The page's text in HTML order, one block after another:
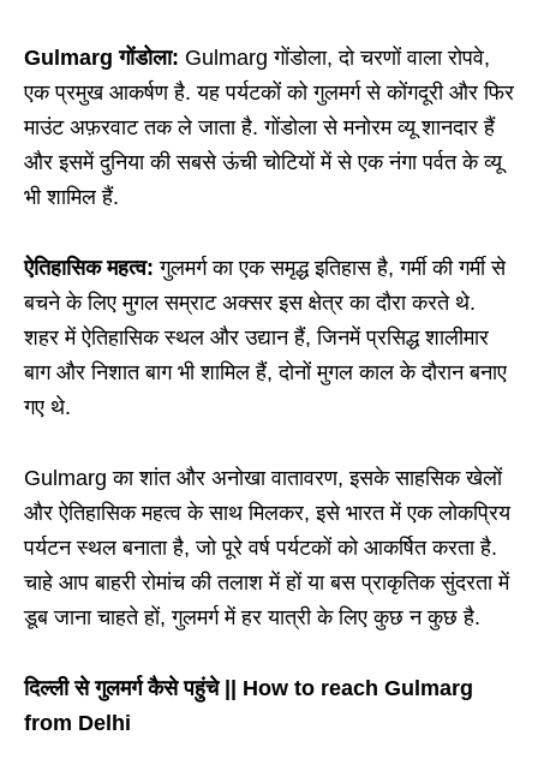
Gulmarg गोंडोला: Gulmarg गोंडोला, दो चरणों वाला रोपवे,
एक प्रमुख आकर्षण है. यह पर्यटकों को गुलमर्ग से कोंगदूरी और फिर
माउंट अफ़रवाट तक ले जाता है. गोंडोला से मनोरम व्यू शानदार हैं
और इसमें दुनिया की सबसे ऊंची चोटियों में से एक नंगा पर्वत के व्यू
भी शामिल हैं.
ऐतिहासिक महत्व: गुलमर्ग का एक समृद्ध इतिहास है, गर्मी की गर्मी से
बचने के लिए मुगल सम्राट अक्सर इस क्षेत्र का दौरा करते थे.
शहर में ऐतिहासिक स्थल और उद्यान हैं, जिनमें प्रसिद्ध शालीमार
बाग और निशात बाग भी शामिल हैं, दोनों मुगल काल के दौरान बनाए
गए थे.
Gulmarg का शांत और अनोखा वातावरण, इसके साहसिक खेलों
और ऐतिहासिक महत्व के साथ मिलकर, इसे भारत में एक लोकप्रिय
पर्यटन स्थल बनाता है, जो पूरे वर्ष पर्यटकों को आकर्षित करता है.
चाहे आप बाहरी रोमांच की तलाश में हों या बस प्राकृतिक सुंदरता में
डूब जाना चाहते हों, गुलमर्ग में हर यात्री के लिए कुछ न कुछ है.
दिल्ली से गुलमर्ग कैसे पहुंचे || How to reach Gulmarg
from Delhi